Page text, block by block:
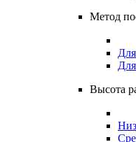
Метод
Высота